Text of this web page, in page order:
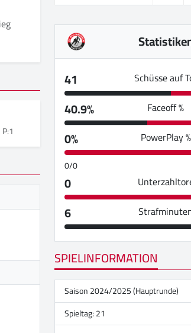
P:1
41
Schüsse auf
40.9%
Faceoff %
0%
PowerPlay %
0/0
0
6
SPIELINFORMATION
Saison 2024/2025 (Hauptrunde)
Spieltag: 21